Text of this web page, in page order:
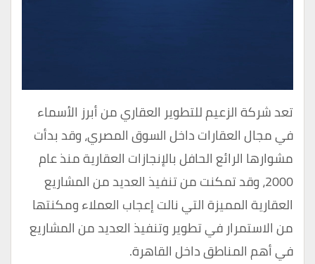
تعد شركة الزعيم للتطوير العقاري من أبرز الأسماء
في مجال العقارات داخل السوق المصري، وقد بدأت
مشوارها الرائع الحافل بالإنجازات العقارية منذ عام
2000، وقد تمكنت من تنفيذ العديد من المشاريع
العقارية المميزة التي نالت إعجاب العملاء ومكنتها
من الاستمرار في تطوير وتنفيذ العديد من المشاريع
في أهم المناطق داخل القاهرة.